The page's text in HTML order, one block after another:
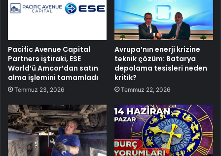
Pacific Avenue Capital
Partners iştiraki, ESE
World’ü Amcor’dan satın
alma işlemini tamamladı
Temmuz 23, 2026
Avrupa’nın enerji krizine
teknik çözüm: Batarya
depolama tesisleri neden
kritik?
Temmuz 22, 2026